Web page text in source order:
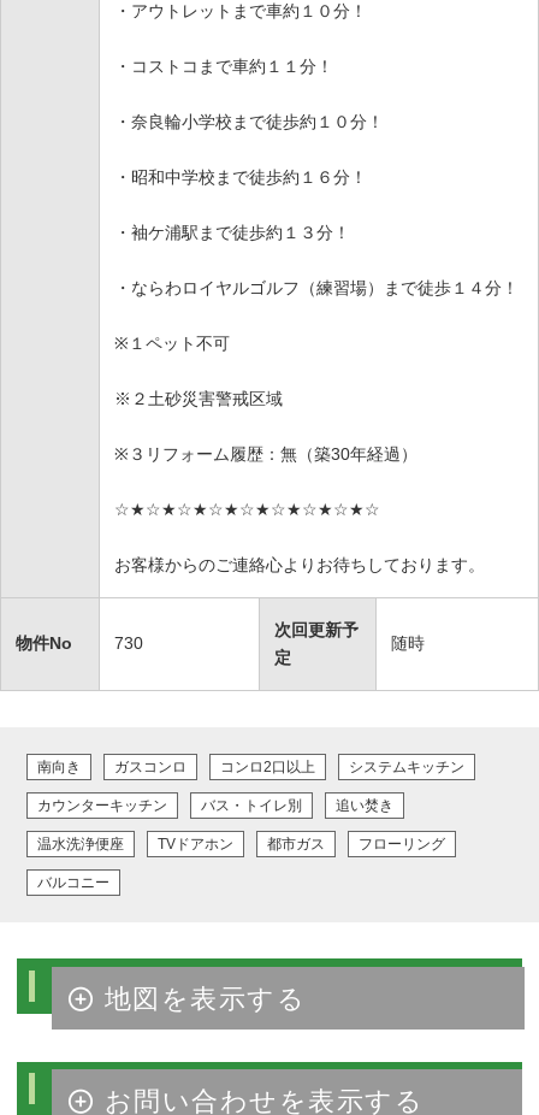
・アウトレットまで車約１０分！
・コストコまで車約１１分！
・奈良輪小学校まで徒歩約１０分！
・昭和中学校まで徒歩約１６分！
・袖ケ浦駅まで徒歩約１３分！
・ならわロイヤルゴルフ（練習場）まで徒歩１４分！
※１ペット不可
※２土砂災害警戒区域
※３リフォーム履歴：無（築30年経過）
☆★☆★☆★☆★☆★☆★☆★☆★☆
お客様からのご連絡心よりお待ちしております。
物件No 730
次回更新予
定
随時
南向き ガスコンロ コンロ2口以上 システムキッチン
カウンターキッチン バス・トイレ別 追い焚き
温水洗浄便座 TVドアホン 都市ガス フローリング
バルコニー
物件周辺マップ
物件のお問い合わせ